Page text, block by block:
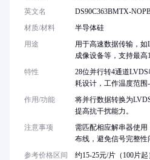
英文名
DS90C363BMTX-
材质/材料
半导体硅
用途
用于高速数据传输，
成像设备等，支持最高
特性
28位并行转4通道
耗设计，工作温度范围-
作用/功能
将并行数据转换为
提高抗干扰能力。
注意事项
需匹配相应解串器使
布线，避免信号完整性
参考价格区间
约15-25元/片（100片起